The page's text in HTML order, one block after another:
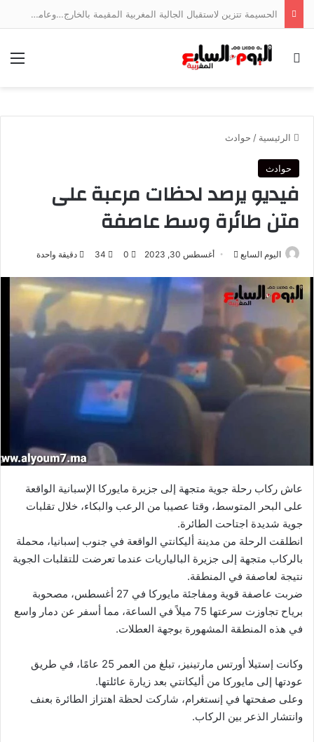
الحسيمة تتزين لاستقبال الجالية المغربية المقيمة بالخارج…وعامل الإقليم يتابع الأشغال ميدانياً
بحث عن
الرئيسية / حوادث
حوادث
فيديو يرصد لحظات مرعبة على
متن طائرة وسط عاصفة
اليوم السابع
أرسل
إلكترونيا
أغسطس 30, 2023 0
34 دقيقة واحدة
عاش ركاب رحلة جوية متجهة إلى جزيرة مايوركا الإسبانية الواقعة
على البحر المتوسط، وقتا عصيبا من الرعب والبكاء، خلال تقلبات
جوية شديدة اجتاحت الطائرة.
انطلقت الرحلة من مدينة أليكانتي الواقعة في جنوب إسبانيا، محملة
بالركاب متجهة إلى جزيرة البالياريات عندما تعرضت للتقلبات الجوية
نتيجة لعاصفة في المنطقة.
ضربت عاصفة قوية ومفاجئة مايوركا في 27 أغسطس، مصحوبة
برياح تجاوزت سرعتها 75 ميلاً في الساعة، مما أسفر عن دمار واسع
في هذه المنطقة المشهورة بوجهة العطلات.
وكانت إستيلا أورتس مارتينيز، تبلغ من العمر 25 عامًا، في طريق
عودتها إلى مايوركا من أليكانتي بعد زيارة عائلتها.
وعلى صفحتها في إنستغرام، شاركت لحظة اهتزاز الطائرة بعنف
وانتشار الذعر بين الركاب.